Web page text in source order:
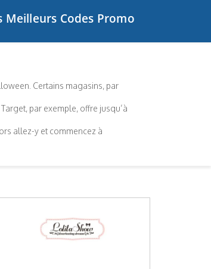
Meilleurs Codes Promo
Certains magasins, par
par exemple, offre jusqu’à
allez-y et commencez à